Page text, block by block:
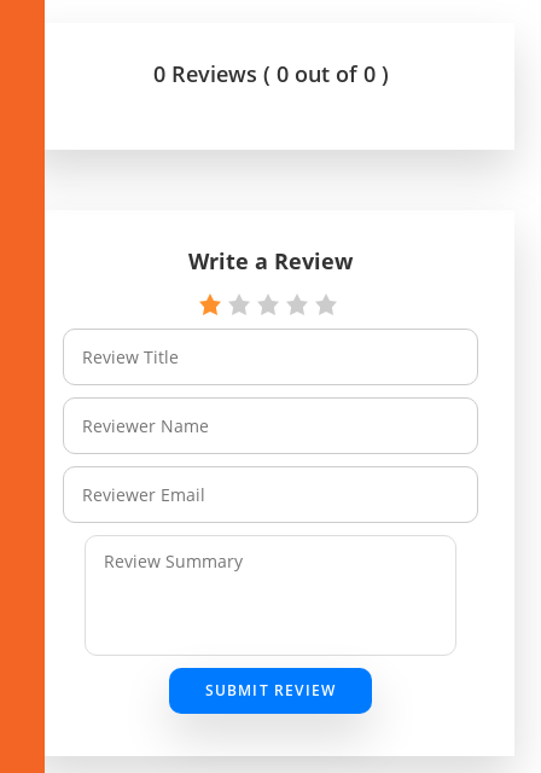
0 Reviews ( 0 out of 0 )
Write a Review
SUBMIT REVIEW